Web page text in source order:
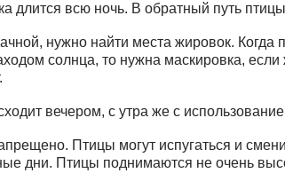
длится всю ночь. В обратный путь
нужно найти места жировок.
солнца, то нужна маскировка,
вечером, с утра же с
Птицы могут испугаться и
дни. Птицы поднимаются не очень